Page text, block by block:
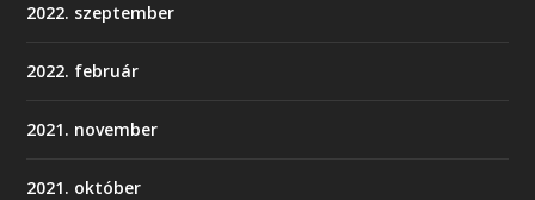
2022. szeptember
2022. február
2021. november
2021. október